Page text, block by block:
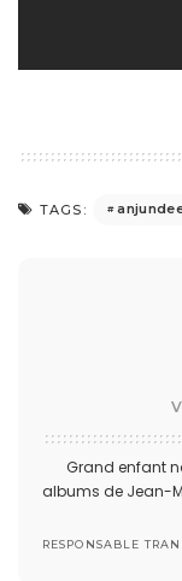
TAGS:
Grand enfant
albums de Jean-
RESPONSABLE